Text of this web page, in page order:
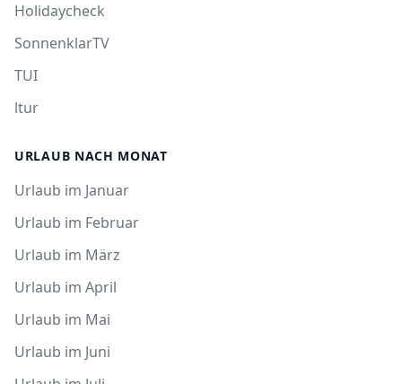
Holidaycheck
SonnenklarTV
TUI
ltur
URLAUB NACH MONAT
Urlaub im Januar
Urlaub im Februar
Urlaub im März
Urlaub im April
Urlaub im Mai
Urlaub im Juni